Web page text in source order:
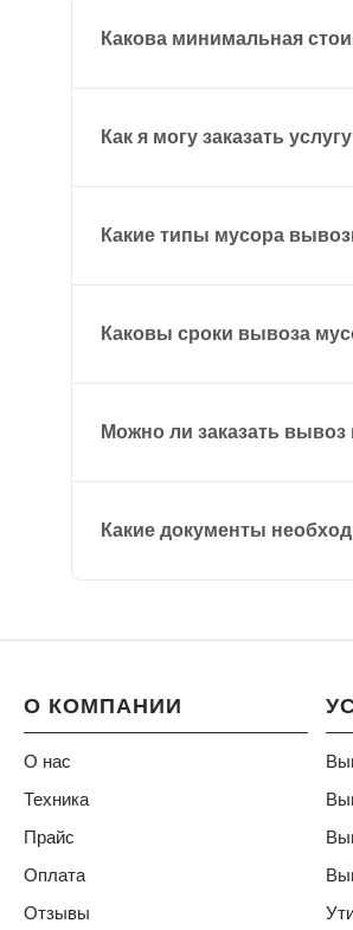
Какова минимальная
Как я могу заказать
Какие типы мусора
Каковы сроки вывоза
Можно ли заказать
Какие документы
О КОМПАНИИ
О нас
Техника
Прайс
Оплата
Отзывы